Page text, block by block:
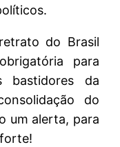
do Brasil
para
bastidores da
do
um alerta, para